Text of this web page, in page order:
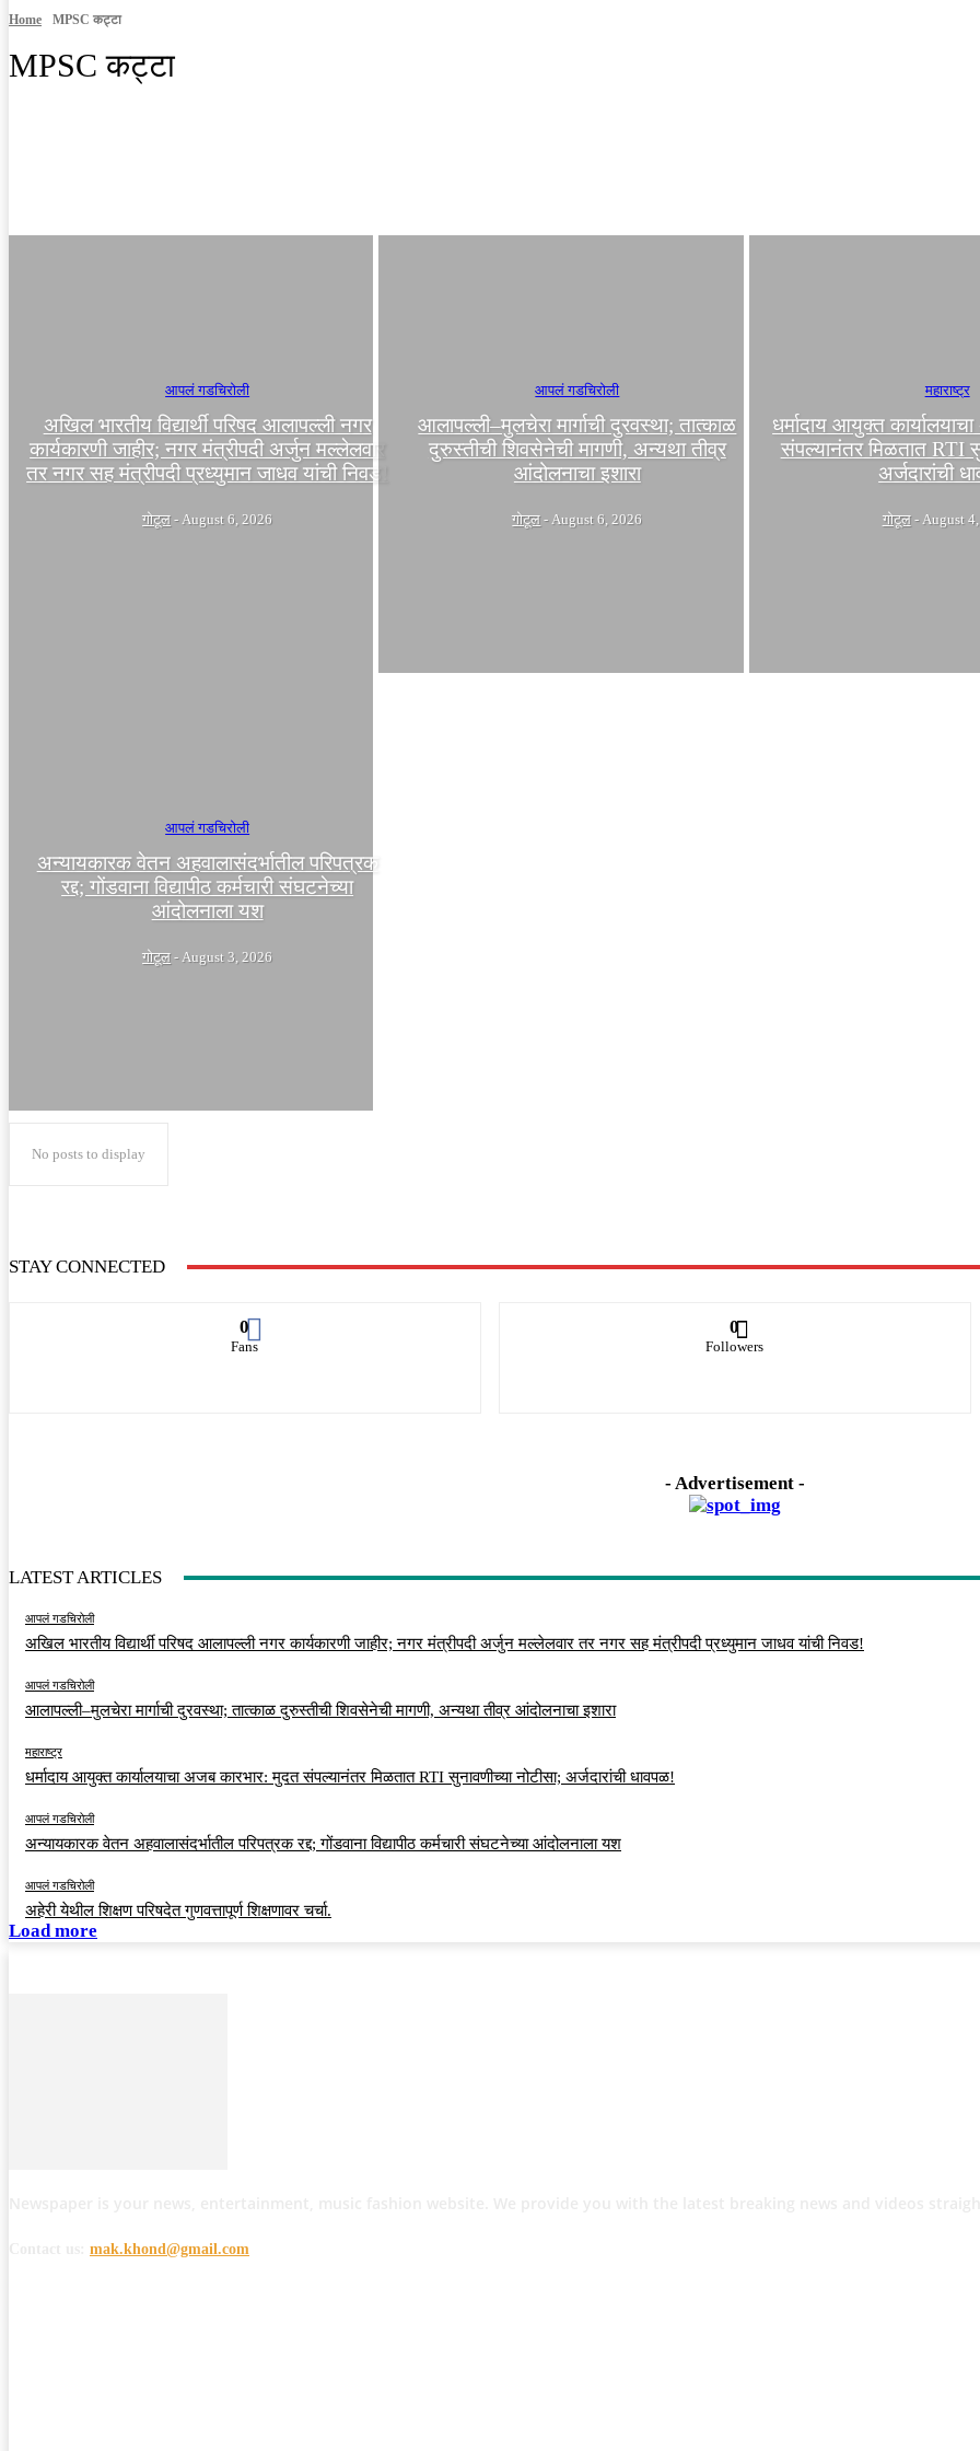
Home MPSC कट्टा
MPSC कट्टा
आपलं गडचिरोली
अखिल भारतीय विद्यार्थी परिषद आलापल्ली नगर
कार्यकारणी जाहीर; नगर मंत्रीपदी अर्जुन मल्लेलवार
तर नगर सह मंत्रीपदी प्रध्युमान जाधव यांची निवड!
गोटूल - August 6, 2026
आपलं गडचिरोली
आलापल्ली–मुलचेरा मार्गाची दुरवस्था; तात्काळ
दुरुस्तीची शिवसेनेची मागणी, अन्यथा तीव्र
आंदोलनाचा इशारा
गोटूल - August 6, 2026
महाराष्ट्र
धर्मादाय आयुक्त
संपल्यानंतर मिळतात RTI
अर्जदारांची
गोटूल - August
आपलं गडचिरोली
अन्यायकारक वेतन अहवालासंदर्भातील परिपत्रक
रद्द; गोंडवाना विद्यापीठ कर्मचारी संघटनेच्या
आंदोलनाला यश
गोटूल - August 3, 2026
No posts to display
STAY CONNECTED
0
Fans
0
Followers
- Advertisement -
LATEST ARTICLES
आपलं गडचिरोली
अखिल भारतीय विद्यार्थी परिषद आलापल्ली नगर कार्यकारणी जाहीर; नगर मंत्रीपदी अर्जुन मल्लेलवार तर नगर सह मंत्रीपदी प्रध्युमान जाधव यांची निवड!
आपलं गडचिरोली
आलापल्ली–मुलचेरा मार्गाची दुरवस्था; तात्काळ दुरुस्तीची शिवसेनेची मागणी, अन्यथा तीव्र आंदोलनाचा इशारा
महाराष्ट्र
धर्मादाय आयुक्त कार्यालयाचा अजब कारभार: मुदत संपल्यानंतर मिळतात RTI सुनावणीच्या नोटीसा; अर्जदारांची धावपळ!
आपलं गडचिरोली
अन्यायकारक वेतन अहवालासंदर्भातील परिपत्रक रद्द; गोंडवाना विद्यापीठ कर्मचारी संघटनेच्या आंदोलनाला यश
आपलं गडचिरोली
अहेरी येथील शिक्षण परिषदेत गुणवत्तापूर्ण शिक्षणावर चर्चा.
Load more
mak.khond@gmail.com